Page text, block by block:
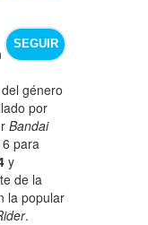
SEGUIR
género
por
Bandai
para
y
de la
la popular
.